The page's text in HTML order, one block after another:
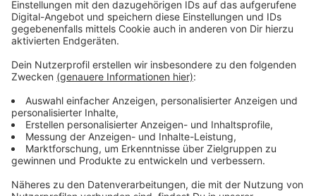
2.900 Zuschauer sahen das Finale im Castello.
Insgesamt wurden bei den "Finals" in 18 Sportarten die
Deutschen Meistertitel vergeben. Insgesamt sind die
Veranstalter der vierten Auflage der Finals sehr
zufrieden. Die Multisport-Veranstaltung habe «die
hochgesteckten Erwartungen mehr als übertroffen»
heißt es in einer Mitteilung. Mit mehr als 210. 000
Zuschauern kamen fast so viele wie im Vorjahr mit
220.000.